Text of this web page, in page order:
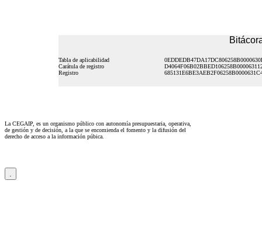
Tabla de aplicabilidad
Carátula de registro
Registro
La CEGAIP, es un organismo público con autonomía presupuestaria, operativa,
de gestión y de decisión, a la que se encomienda el fomento y la difusión del
derecho de acceso a la información púbica.